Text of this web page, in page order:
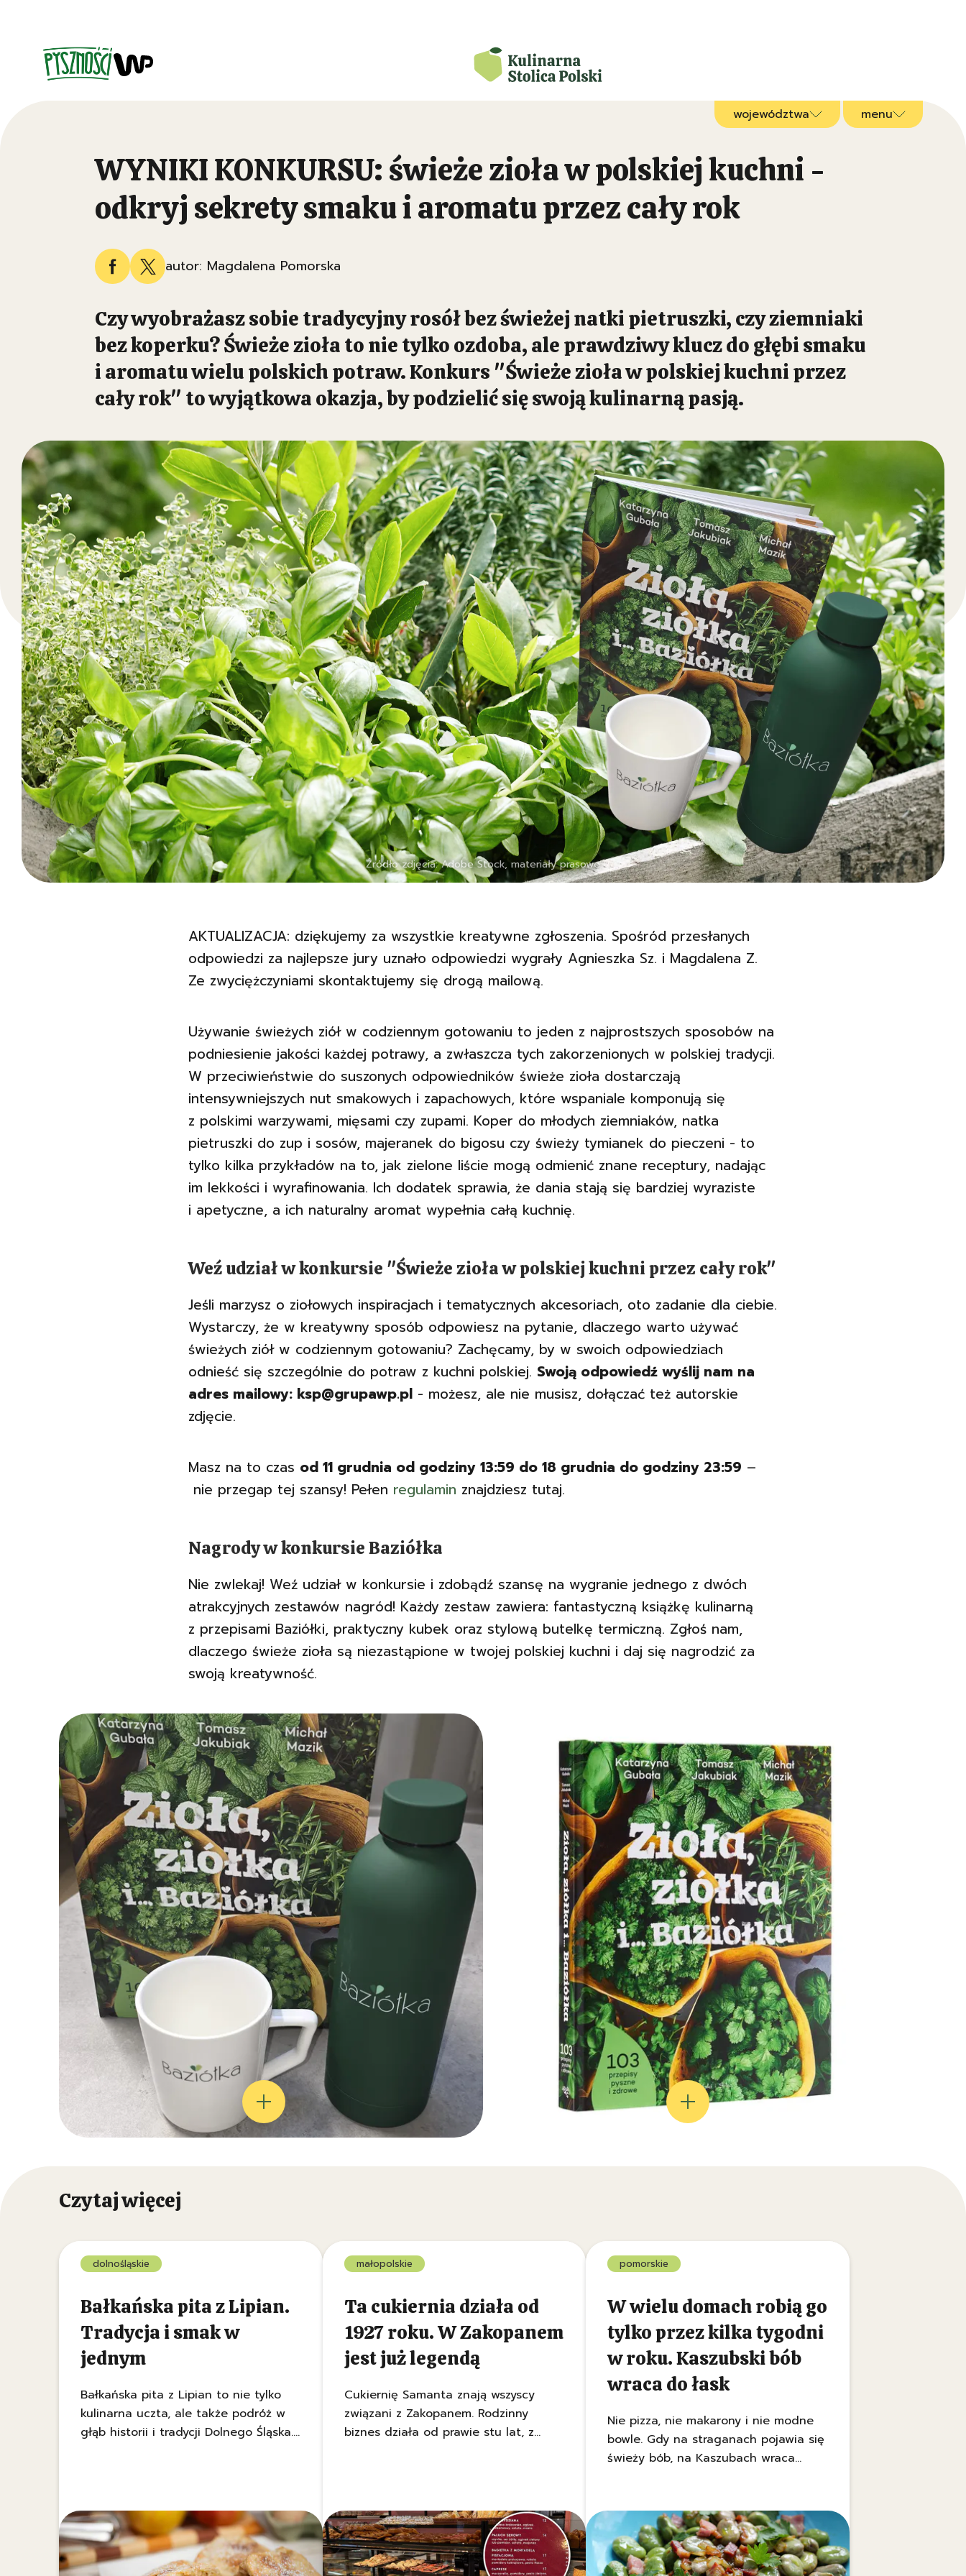
menu
województwa
WYNIKI KONKURSU: świeże zioła w polskiej kuchni -
odkryj sekrety smaku i aromatu przez cały rok
autor: Magdalena Pomorska
Czy wyobrażasz sobie tradycyjny rosół bez świeżej natki pietruszki, czy ziemniaki
bez koperku? Świeże zioła to nie tylko ozdoba, ale prawdziwy klucz do głębi smaku
i aromatu wielu polskich potraw. Konkurs "Świeże zioła w polskiej kuchni przez
cały rok" to wyjątkowa okazja, by podzielić się swoją kulinarną pasją.
Źródło zdjęcia: Adobe Stock, materiały prasowe
AKTUALIZACJA: dziękujemy za wszystkie kreatywne zgłoszenia. Spośród przesłanych
odpowiedzi za najlepsze jury uznało odpowiedzi wygrały Agnieszka Sz. i Magdalena Z.
Ze zwyciężczyniami skontaktujemy się drogą mailową.
Używanie świeżych ziół w codziennym gotowaniu to jeden z najprostszych sposobów na
podniesienie jakości każdej potrawy, a zwłaszcza tych zakorzenionych w polskiej tradycji.
W przeciwieństwie do suszonych odpowiedników świeże zioła dostarczają
intensywniejszych nut smakowych i zapachowych, które wspaniale komponują się
z polskimi warzywami, mięsami czy zupami. Koper do młodych ziemniaków, natka
pietruszki do zup i sosów, majeranek do bigosu czy świeży tymianek do pieczeni - to
tylko kilka przykładów na to, jak zielone liście mogą odmienić znane receptury, nadając
im lekkości i wyrafinowania. Ich dodatek sprawia, że dania stają się bardziej wyraziste
i apetyczne, a ich naturalny aromat wypełnia całą kuchnię.
Weź udział w konkursie "Świeże zioła w polskiej kuchni przez cały rok"
Jeśli marzysz o ziołowych inspiracjach i tematycznych akcesoriach, oto zadanie dla ciebie.
Wystarczy, że w kreatywny sposób odpowiesz na pytanie, dlaczego warto używać
świeżych ziół w codziennym gotowaniu? Zachęcamy, by w swoich odpowiedziach
odnieść się szczególnie do potraw z kuchni polskiej. Swoją odpowiedź wyślij nam na
adres mailowy: ksp@grupawp.pl - możesz, ale nie musisz, dołączać też autorskie
zdjęcie.
Masz na to czas od 11 grudnia od godziny 13:59 do 18 grudnia do godziny 23:59 –
nie przegap tej szansy! Pełen regulamin znajdziesz tutaj.
Nagrody w konkursie Baziółka
Nie zwlekaj! Weź udział w konkursie i zdobądź szansę na wygranie jednego z dwóch
atrakcyjnych zestawów nagród! Każdy zestaw zawiera: fantastyczną książkę kulinarną
z przepisami Baziółki, praktyczny kubek oraz stylową butelkę termiczną. Zgłoś nam,
dlaczego świeże zioła są niezastąpione w twojej polskiej kuchni i daj się nagrodzić za
swoją kreatywność.
Czytaj więcej
dolnośląskie
Bałkańska pita z Lipian.
Tradycja i smak w
jednym
Bałkańska pita z Lipian to nie tylko
kulinarna uczta, ale także podróż w
głąb historii i tradycji Dolnego Śląska.
małopolskie
Ta cukiernia działa od
1927 roku. W Zakopanem
jest już legendą
Cukiernię Samanta znają wszyscy
związani z Zakopanem. Rodzinny
biznes działa od prawie stu lat, z
pomorskie
W wielu domach robią go
tylko przez kilka tygodni
w roku. Kaszubski bób
wraca do łask
Nie pizza, nie makarony i nie modne
bowle. Gdy na straganach pojawia się
świeży bób, na Kaszubach wraca
boczek, żeby powstało danie, za które
dziś restauracje każą płacić jak za
rarytas.